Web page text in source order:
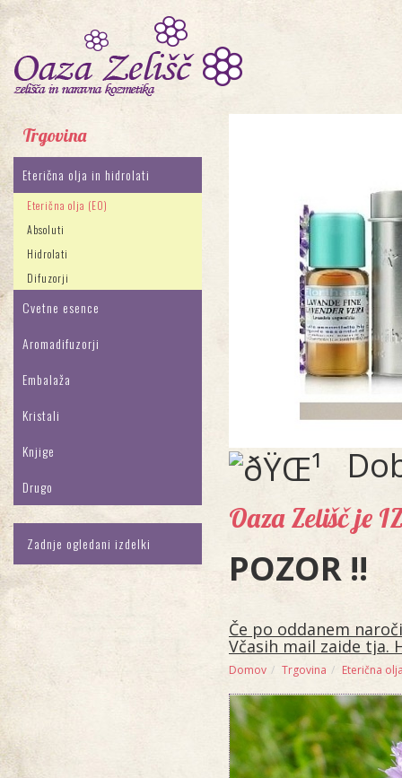
Trgovina
Eterična olja in hidrolati
Eterična olja (EO)
Absoluti
Hidrolati
Difuzorji
Cvetne esence
Aromadifuzorji
Embalaža
Kristali
Knjige
Drugo
Zadnje ogledani izdelki
Oaza Zelišč je
POZOR !!
Če po oddanem
Včasih mail zaide tja.
Domov Trgovina Eterična